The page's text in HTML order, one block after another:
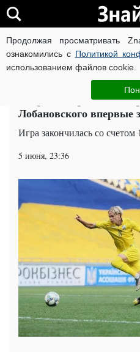
Продолжая просматривать
ознакомились с Политикой
использованием файлов cookie.
ВОЙНА РОССИИ ПРОТИВ
Сборная Украины
Лобановского впервые
Игра закончилась со счетом
5 июня, 23:36